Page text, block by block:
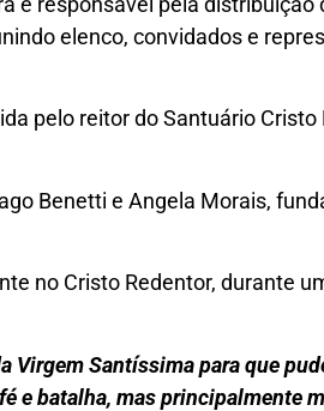
elenco, convidados e
pelo reitor do Santuário Cristo
Benetti e Angela Morais,
no Cristo Redentor, durante
Virgem Santíssima para que
e batalha, mas principalmente